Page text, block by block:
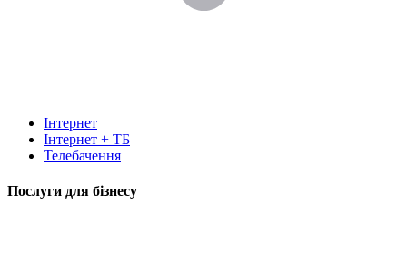
Інтернет
Інтернет + ТБ
Телебачення
Послуги для бізнесу